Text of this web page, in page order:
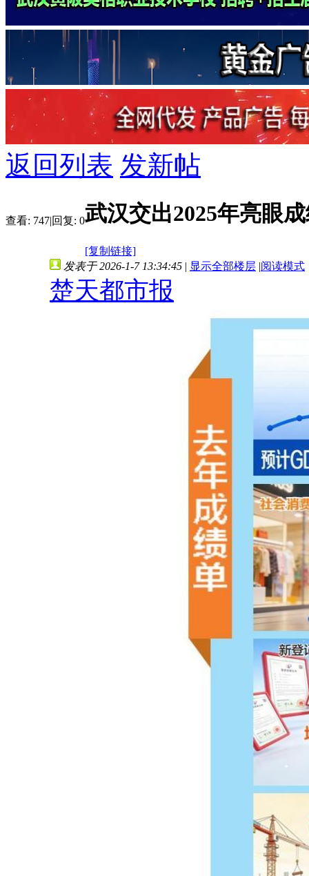
返回列表 发新帖
查看: 747|回复: 0武汉交出2025年亮眼
[复制链接]
发表于 2026-1-7 13:34:45 | 显示全部楼层 |阅读模式
楚天都市报